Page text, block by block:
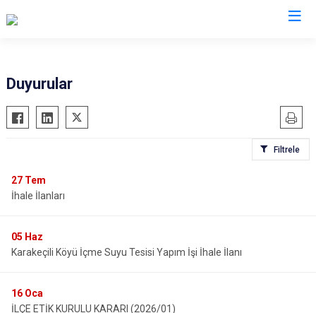
Alaca
Bayat
Dodurga
İskilip
Laçin
Duyurular
Filtrele
27 Tem
İhale İlanları
05 Haz
Karakeçili Köyü İçme Suyu Tesisi Yapım İşi İhale İlanı
16 Oca
İLÇE ETİK KURULU KARARI (2026/01)